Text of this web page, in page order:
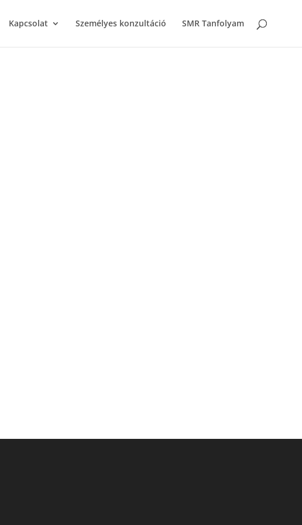
Kapcsolat Személyes konzultáció SMR Tanfolyam